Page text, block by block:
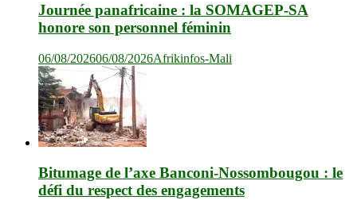
Journée panafricaine : la SOMAGEP-SA
honore son personnel féminin
06/08/202606/08/2026Afrikinfos-Mali
Bitumage de l’axe Banconi-Nossombougou : le
défi du respect des engagements